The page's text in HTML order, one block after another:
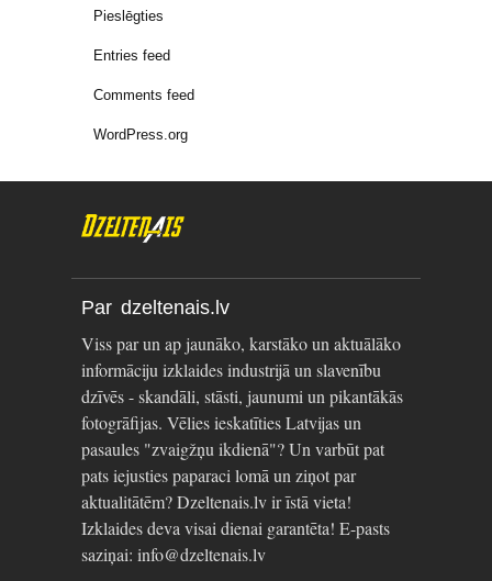
Pieslēgties
Entries feed
Comments feed
WordPress.org
Par dzeltenais.lv
Viss par un ap jaunāko, karstāko un aktuālāko
informāciju izklaides industrijā un slavenību
dzīvēs - skandāli, stāsti, jaunumi un pikantākās
fotogrāfijas. Vēlies ieskatīties Latvijas un
pasaules "zvaigžņu ikdienā"? Un varbūt pat
pats iejusties paparaci lomā un ziņot par
aktualitātēm? Dzeltenais.lv ir īstā vieta!
Izklaides deva visai dienai garantēta! E-pasts
saziņai: info@dzeltenais.lv